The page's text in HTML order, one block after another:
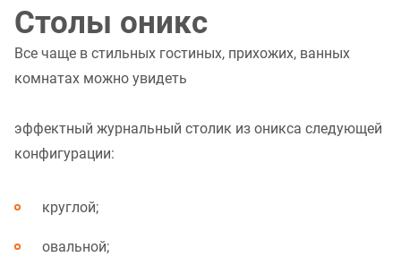
Столы оникс
Все чаще в стильных гостиных, прихожих, ванных
комнатах можно увидеть
эффектный журнальный столик из оникса следующей
конфигурации:
круглой;
овальной;